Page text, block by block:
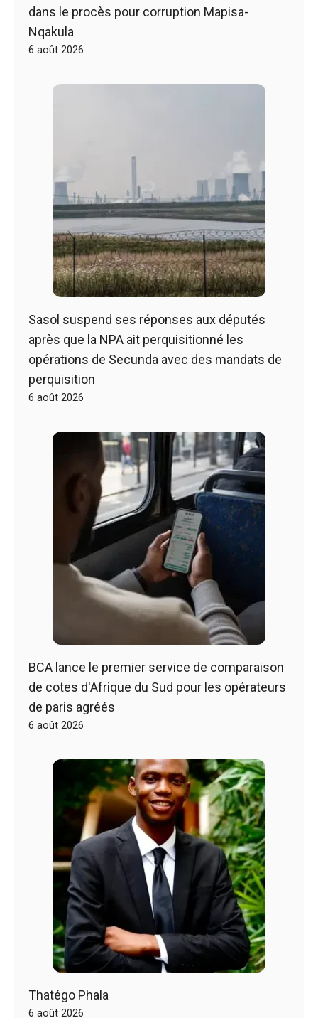
dans le procès pour corruption Mapisa-
Nqakula
6 août 2026
Sasol suspend ses réponses aux députés
après que la NPA ait perquisitionné les
opérations de Secunda avec des mandats de
perquisition
6 août 2026
BCA lance le premier service de comparaison
de cotes d'Afrique du Sud pour les opérateurs
de paris agréés
6 août 2026
Thatégo Phala
6 août 2026